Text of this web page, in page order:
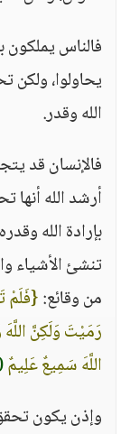
فالناس يملكون
يحاولوا، ولكن
الله وقدر.
فالإنسان قد
أرشد الله أنها
بإرادة الله
تنشئ الأشياء
من وقائع:{فَلَمْ
رَمَيْتَ وَلَكِنَّ
اللَّهَ سَمِيعٌ عَلِيمٌ
وإذن يكون